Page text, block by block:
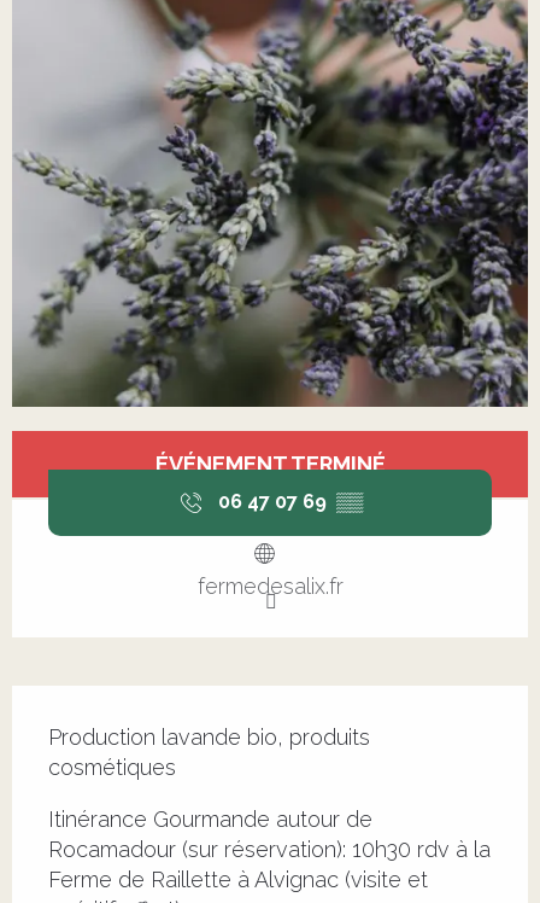
ÉVÉNEMENT TERMINÉ
06 47 07 69 ▒▒
fermedesalix.fr
Production lavande bio, produits
cosmétiques
Itinérance Gourmande autour de
Rocamadour (sur réservation): 10h30 rdv à la
Ferme de Raillette à Alvignac (visite et